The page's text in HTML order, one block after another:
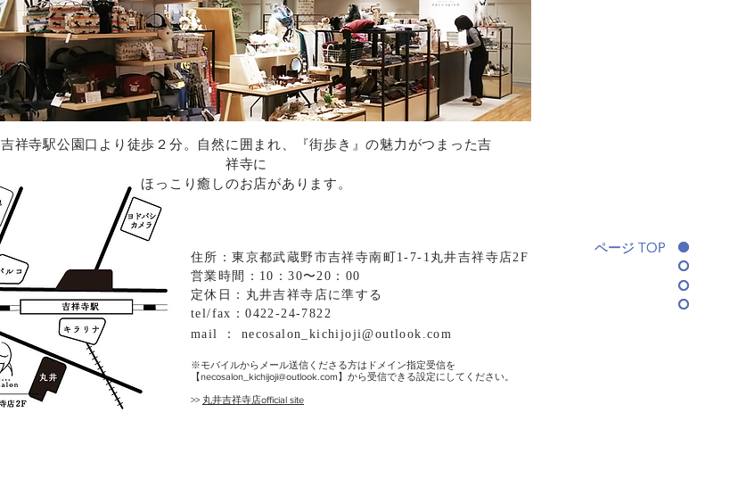
ページ TOP
ページ TOP
住所：東京都武蔵野市吉祥寺南町1-7-1丸井吉祥寺店2F
営業時間：10：30〜20：00
定休日：丸井吉祥寺店に準する
tel/fax：0422-24-7822
mail ： necosalon_kichijoji@outlook.com
※モバイルからメール送信くださる方はドメイン指定受信を
【necosalon_kichijoji@outlook.com】から受信できる設定にしてください。
>> 丸井吉祥寺店official site
吉祥寺駅公園口より徒歩２分。自然に囲まれ、『街歩き』の魅力がつまった吉
祥寺に
ほっこり癒しのお店があります。